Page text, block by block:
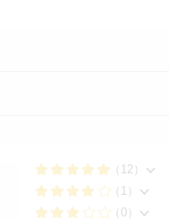
（12）
（1）
（0）